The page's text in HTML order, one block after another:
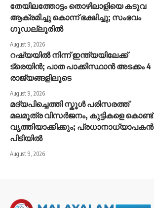
തേയിലത്തോട്ടം തൊഴിലാളിയെ കടുവ
ആക്രമിച്ചു കൊന്ന് ഭക്ഷിച്ചു; സംഭവം
ഗൂഡല്ലൂരില്‍
August 9, 2026
റഷ്യയിൽ നിന്ന് ഇന്ത്യയിലേക്ക്
ട്രെയിൻ; പാത പാക്കിസ്ഥാൻ അടക്കം 4
രാജ്യങ്ങളിലൂടെ
August 9, 2026
മദ്യപിച്ചെത്തി സ്കൂൾ പരിസരത്ത്
മലമൂത്ര വിസർജനം, കുട്ടികളെ കൊണ്ട്
വൃത്തിയാക്കിക്കും; പ്രധാനാധ്യാപകൻ
പിടിയിൽ
August 9, 2026